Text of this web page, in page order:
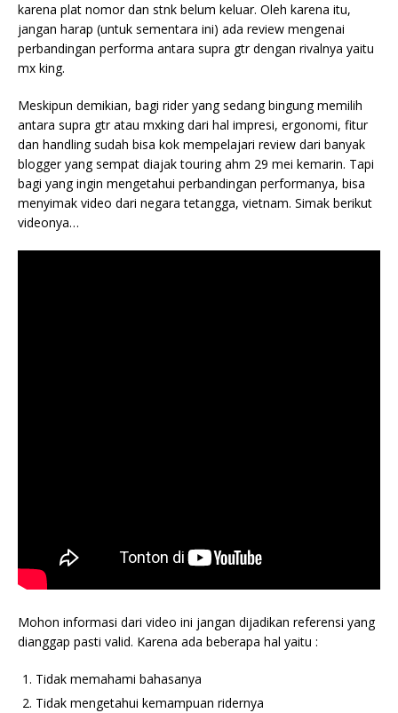
karena plat nomor dan stnk belum keluar. Oleh karena itu,
jangan harap (untuk sementara ini) ada review mengenai
perbandingan performa antara supra gtr dengan rivalnya yaitu
mx king.
Meskipun demikian, bagi rider yang sedang bingung memilih
antara supra gtr atau mxking dari hal impresi, ergonomi, fitur
dan handling sudah bisa kok mempelajari review dari banyak
blogger yang sempat diajak touring ahm 29 mei kemarin. Tapi
bagi yang ingin mengetahui perbandingan performanya, bisa
menyimak video dari negara tetangga, vietnam. Simak berikut
videonya…
Mohon informasi dari video ini jangan dijadikan referensi yang
dianggap pasti valid. Karena ada beberapa hal yaitu :
Tidak memahami bahasanya
Tidak mengetahui kemampuan ridernya